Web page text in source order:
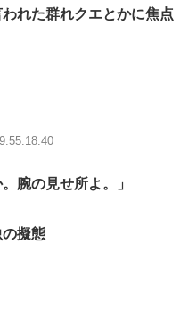
れた群れクエとかに焦点
腕の見せ所よ。」
の擬態